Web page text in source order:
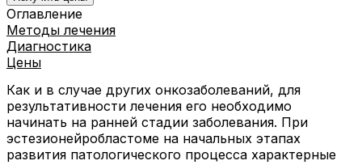
Оглавление
Методы лечения
Диагностика
Цены
Как и в случае других онкозаболеваний, для
результативности лечения его необходимо
начинать на ранней стадии заболевания. При
эстезионейробластоме на начальных этапах
развития патологического процесса характерные